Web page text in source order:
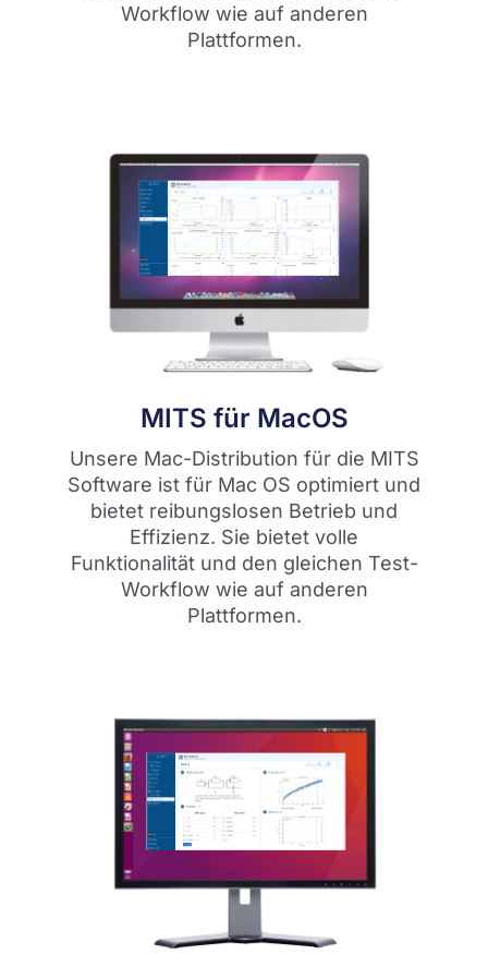
Workflow wie auf anderen
Plattformen.
MITS für MacOS
Unsere Mac-Distribution für die MITS
Software ist für Mac OS optimiert und
bietet reibungslosen Betrieb und
Effizienz. Sie bietet volle
Funktionalität und den gleichen Test-
Workflow wie auf anderen
Plattformen.